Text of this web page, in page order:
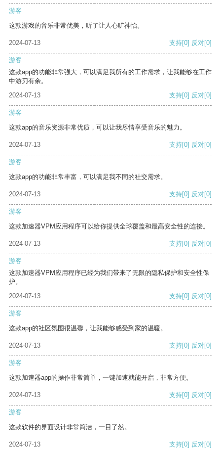
游客
这款游戏的音乐非常优美，听了让人心旷神怡。
2024-07-13 支持[0] 反对[0]
游客
这款app的功能非常强大，可以满足我所有的工作需求，让我能够在工作
中游刃有余。
2024-07-13
支持[0] 反对[0]
游客
这款app的音乐资源非常优质，可以让我尽情享受音乐的魅力。
2024-07-13 支持[0] 反对[0]
游客
这款app的功能非常丰富，可以满足我不同的社交需求。
2024-07-13 支持[0] 反对[0]
游客
这款加速器VPM应用程序可以给你提供全球覆盖和最高安全性的连接。
2024-07-13 支持[0] 反对[0]
游客
这款加速器VPM应用程序已经为我们带来了无限的隐私保护和安全性保
护。
2024-07-13
支持[0] 反对[0]
游客
这款app的社区氛围很温馨，让我能够感受到家的温暖。
2024-07-13 支持[0] 反对[0]
游客
这款加速器app的操作非常简单，一键加速就能开启，非常方便。
2024-07-13 支持[0] 反对[0]
游客
这款软件的界面设计非常简洁，一目了然。
2024-07-13 支持[0] 反对[0]